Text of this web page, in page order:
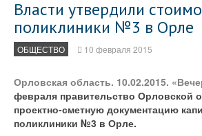
Власти утвердили
поликлиники №3 в Орле
ОБЩЕСТВО 10 февраля 2015
Орловская область. 10.02.2015.
февраля правительство Орловской
проектно-сметную документацию
поликлиники №3 в Орле.